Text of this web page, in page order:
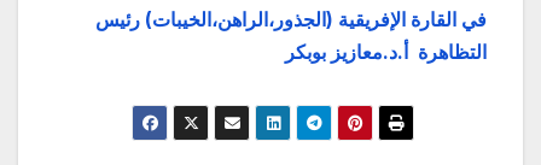
في القارة الإفريقية (الجذور،الراهن،الخيبات) رئيس
التظاهرة أ.د.معازيز بوبكر